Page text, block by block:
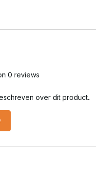
0 reviews
over dit product..